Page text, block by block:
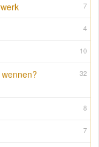
7
4
10
32
8
7